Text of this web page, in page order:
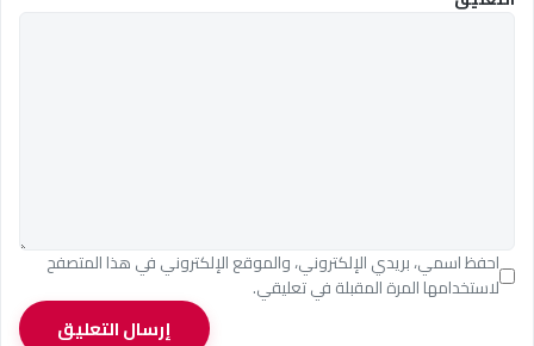
احفظ اسمي، بريدي الإلكتروني، والموقع الإلكتروني في هذا المتصفح
لاستخدامها المرة المقبلة في تعليقي.
إرسال التعليق